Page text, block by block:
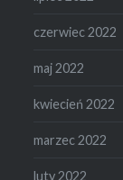
czerwiec 2022
maj 2022
kwiecień 2022
marzec 2022
luty 2022